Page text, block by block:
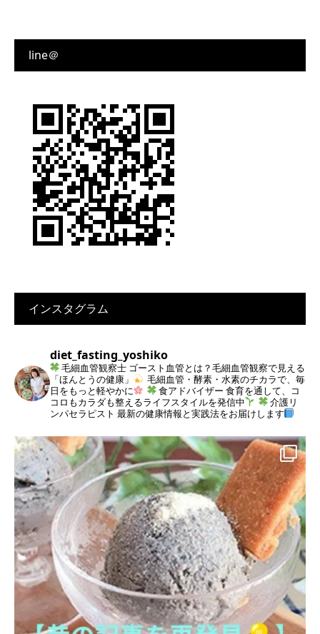
line＠
インスタグラム
diet_fasting_yoshiko
毛細血管観察士 ゴースト血管とは？毛細血管観察で見える
「ほんとうの健康」
毛細血管・酵素・水素のチカラで、毎
日をもっと軽やかに
食アドバイザー 食育を通して、コ
コロもカラダも整えるライフスタイルを発信中
介護リ
ンパセラピスト 最新の健康情報と実践法をお届けします